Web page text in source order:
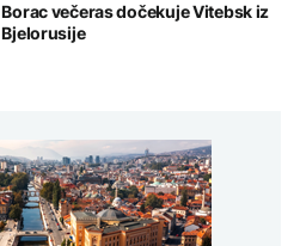
Borac večeras dočekuje Vitebsk iz
Bjelorusije